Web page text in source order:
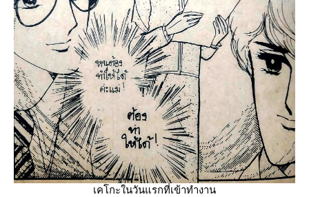
เคโกะในวันแรกที่เข้าทำงาน